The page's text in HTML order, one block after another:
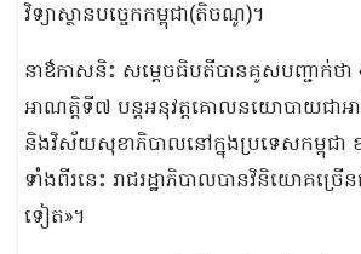
វិទ្យាស្ថានបច្ចេកកម្ពុជា(តិចណូ)។
នាឳកាសនិះ សម្តេចធិបតីបានគូសបញ្ជាក់ថា «
អាណត្តិទី៧ បន្តអនុវត្តគោលនយោបាយជា
និងវិស័យសុខាភិបាលនៅក្នុងប្រទេសកម្ពុជា
ទាំងពីរនេះ រាជរដ្ឋាភិបាលបានវិនិយោគច្រ
ទៀត»។